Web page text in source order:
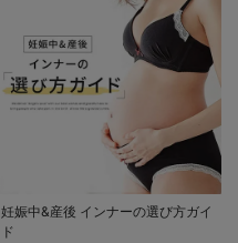
妊娠中&産後 インナーの選び方ガイ
ド